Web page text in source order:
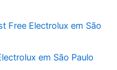
Free Electrolux em São
em São Paulo